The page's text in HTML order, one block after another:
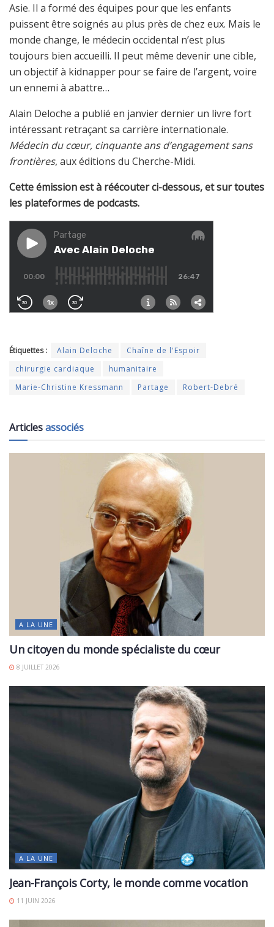
Asie. Il a formé des équipes pour que les enfants
puissent être soignés au plus près de chez eux. Mais le
monde change, le médecin occidental n’est plus
toujours bien accueilli. Il peut même devenir une cible,
un objectif à kidnapper pour se faire de l’argent, voire
un ennemi à abattre…
Alain Deloche a publié en janvier dernier un livre fort
intéressant retraçant sa carrière internationale.
Médecin du cœur, cinquante ans d’engagement sans
frontières, aux éditions du Cherche-Midi.
Cette émission est à réécouter ci-dessous, et sur toutes
les plateformes de podcasts.
Étiquettes : Alain Deloche
Chaîne de l'Espoir
chirurgie cardiaque
humanitaire
Marie-Christine Kressmann
Partage Robert-Debré
Articlesassociés
A LA UNE
Un citoyen du monde spécialiste du cœur
8 JUILLET 2026
A LA UNE
Jean-François Corty, le monde comme vocation
11 JUIN 2026